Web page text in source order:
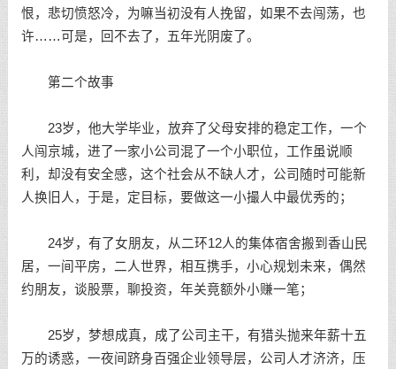
恨，悲切愤怒冷，为嘛当初没有人挽留，如果不去闯荡，也
许……可是，回不去了，五年光阴废了。
第二个故事
23岁，他大学毕业，放弃了父母安排的稳定工作，一个
人闯京城，进了一家小公司混了一个小职位，工作虽说顺
利，却没有安全感，这个社会从不缺人才，公司随时可能新
人换旧人，于是，定目标，要做这一小撮人中最优秀的；
24岁，有了女朋友，从二环12人的集体宿舍搬到香山民
居，一间平房，二人世界，相互携手，小心规划未来，偶然
约朋友，谈股票，聊投资，年关竟额外小赚一笔；
25岁，梦想成真，成了公司主干，有猎头抛来年薪十五
万的诱惑，一夜间跻身百强企业领导层，公司人才济济，压